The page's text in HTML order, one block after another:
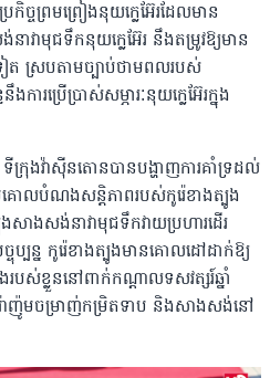
កិច្ចព្រមព្រៀងនុយក្លេអ៊ែរដែលមាន
វាមុជទឹកនុយក្លេអ៊ែរ នឹងតម្រូវឱ្យមាន
ត ស្របតាមច្បាប់ថាមពលរបស់
ារប្រើប្រាស់សម្ភារៈនុយក្លេអ៊ែរក្នុង
ទីក្រុងវ៉ាស៊ីនតោនបានបង្ហាញការគាំទ្រដល់
ោលបំណងសន្តិភាពរបស់កូរ៉េខាងត្បូង
សាងសង់នាវាមុជទឹកវាយប្រហារដើរ
ប្បន្ន កូរ៉េខាងត្បូងមានគោលដៅដាក់ឱ្យ
របស់ខ្លួននៅពាក់កណ្តាលទសវត្សរ៍ឆ្នាំ
ញ៉ូមចម្រាញ់កម្រិតទាប និងសាងសង់នៅ